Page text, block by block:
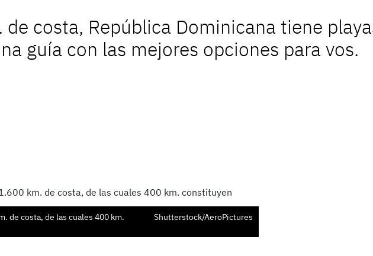
costa, República Dominicana tiene
guía con las mejores opciones para vos.
de costa, de las cuales 400 km.
Shutterstock/AeroPictures